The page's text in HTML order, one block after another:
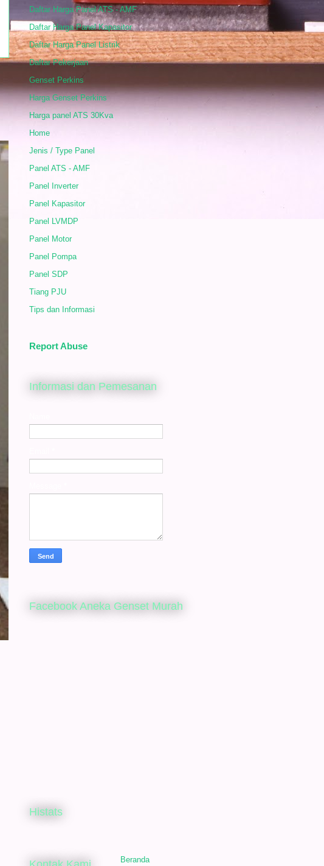
Daftar Harga Panel ATS - AMF
Daftar Harga Panel Kapasitor
Daftar Harga Panel Listrik
Daftar Pekerjaan
Genset Perkins
Harga Genset Perkins
Harga panel ATS 30Kva
Home
Jenis / Type Panel
Panel ATS - AMF
Panel Inverter
Panel Kapasitor
Panel LVMDP
Panel Motor
Panel Pompa
Panel SDP
Tiang PJU
Tips dan Informasi
Report Abuse
Informasi dan Pemesanan
Facebook Aneka Genset Murah
Histats
Beranda